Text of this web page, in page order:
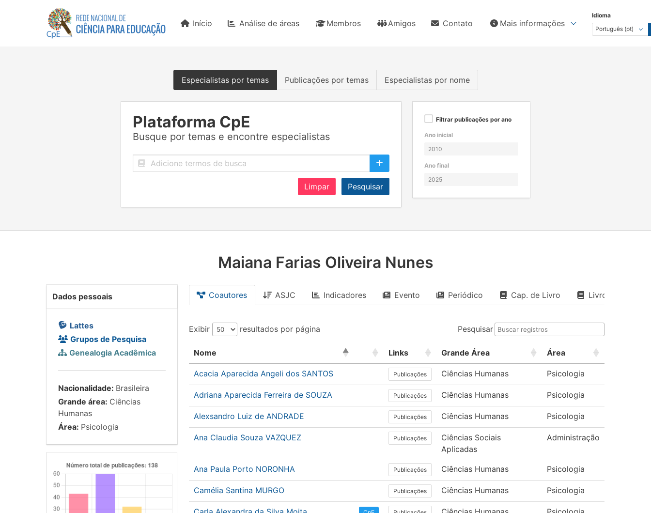
Início Análise de áreas Membros Amigos Contato Mais informações
Idioma
Especialistas por temas Publicações por temas Especialistas por nome
Plataforma CpE
Busque por temas e encontre especialistas
Limpar Pesquisar
Filtrar publicações por ano
Ano inicial
Ano final
Maiana Farias Oliveira Nunes
Dados pessoais
Lattes
Grupos de Pesquisa
Genealogia Acadêmica
Nacionalidade: Brasileira
Grande área: Ciências
Humanas
Área: Psicologia
Coautores ASJC Indicadores Evento Periódico Cap. de Livro Livro
Exibir resultados por página Pesquisar
Nome Links Grande Área Área
Acacia Aparecida Angeli dos SANTOS Publicações Ciências Humanas Psicologia
Adriana Aparecida Ferreira de SOUZA Publicações Ciências Humanas Psicologia
Alexsandro Luiz de ANDRADE Publicações Ciências Humanas Psicologia
Ana Claudia Souza VAZQUEZ Publicações
Ciências Sociais
Aplicadas
Administração
Ana Paula Porto NORONHA Publicações Ciências Humanas Psicologia
Camélia Santina MURGO Publicações Ciências Humanas Psicologia